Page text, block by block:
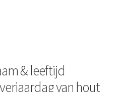
& leeftijd
van hout